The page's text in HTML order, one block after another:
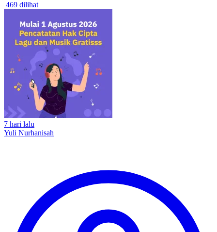
469 dilihat
7 hari lalu
Yuli Nurhanisah